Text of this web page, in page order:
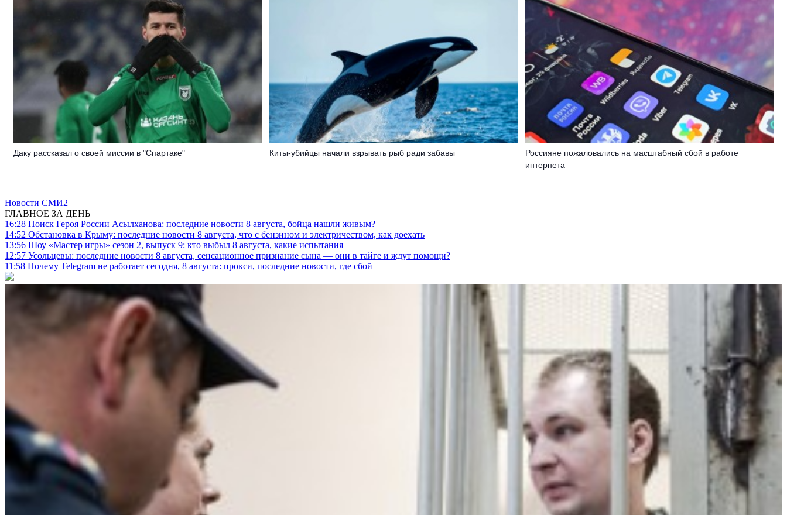
Даку рассказал о своей миссии в "Спартаке" Киты-убийцы начали взрывать рыб ради забавы
Россияне пожаловались на масштабный сбой в работе
интернета
Новости СМИ2
ГЛАВНОЕ ЗА ДЕНЬ
16:28 Поиск Героя России Асылханова: последние новости 8 августа, бойца нашли живым?
14:52 Обстановка в Крыму: последние новости 8 августа, что с бензином и электричеством, как доехать
13:56 Шоу «Мастер игры» сезон 2, выпуск 9: кто выбыл 8 августа, какие испытания
12:57 Усольцевы: последние новости 8 августа, сенсационное признание сына — они в тайге и ждут помощи?
11:58 Почему Telegram не работает сегодня, 8 августа: прокси, последние новости, где сбой